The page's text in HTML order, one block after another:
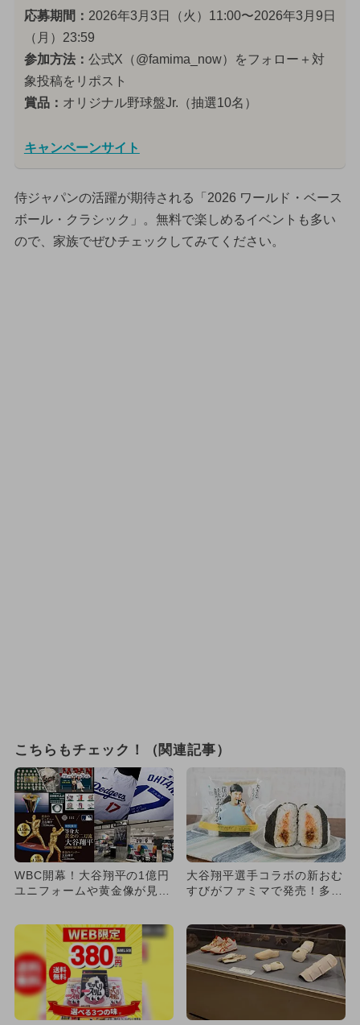
応募期間： 2026年3月3日（火）11:00〜2026年3月9日
（月）23:59
参加方法： 公式X（@famima_now）をフォロー＋対
象投稿をリポスト
賞品： オリジナル野球盤Jr.（抽選10名）
キャンペーンサイト
侍ジャパンの活躍が期待される「2026 ワールド・ベース
ボール・クラシック」。無料で楽しめるイベントも多い
ので、家族でぜひチェックしてみてください。
こちらもチェック！（関連記事）
WBC開幕！大谷翔平の1億円
ユニフォームや黄金像が見ら
ン...
大谷翔平選手コラボの新おむ
すびがファミマで発売！多摩
も